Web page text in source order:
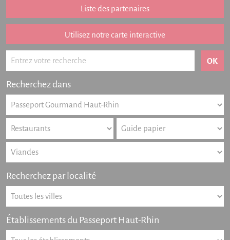
Addition remboursée
Points de vente
Listing des newsletters
Offres numériques
Partenariat
FAQ
Livre d'or
Contact
Liste des partenaires
Utilisez notre carte interactive
Recherchez dans
Recherchez par localité
Établissements du Passeport Haut-Rhin